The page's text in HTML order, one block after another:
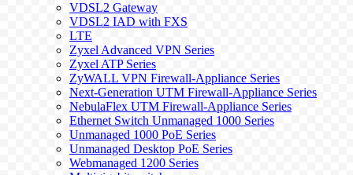
VDSL2 Gateway
VDSL2 IAD with FXS
LTE
Zyxel Advanced VPN Series
Zyxel ATP Series
ZyWALL VPN Firewall-Appliance Series
Next-Generation UTM Firewall-Appliance Series
NebulaFlex UTM Firewall-Appliance Series
Ethernet Switch Unmanaged 1000 Series
Unmanaged 1000 PoE Series
Unmanaged Desktop PoE Series
Webmanaged 1200 Series